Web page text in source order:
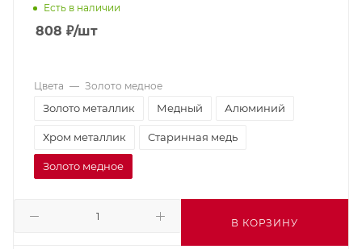
Есть в наличии
808 ₽/шт
В КОРЗИНУ
Цвета — Золото медное
Золото металлик Медный Алюминий
Хром металлик Старинная медь
Золото медное